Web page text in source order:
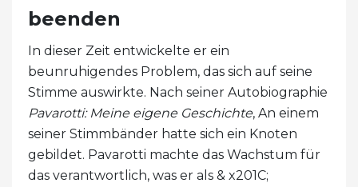
beenden
In dieser Zeit entwickelte er ein
beunruhigendes Problem, das sich auf seine
Stimme auswirkte. Nach seiner Autobiographie
Pavarotti: Meine eigene Geschichte, An einem
seiner Stimmbänder hatte sich ein Knoten
gebildet. Pavarotti machte das Wachstum für
das verantwortlich, was er als & x201C;